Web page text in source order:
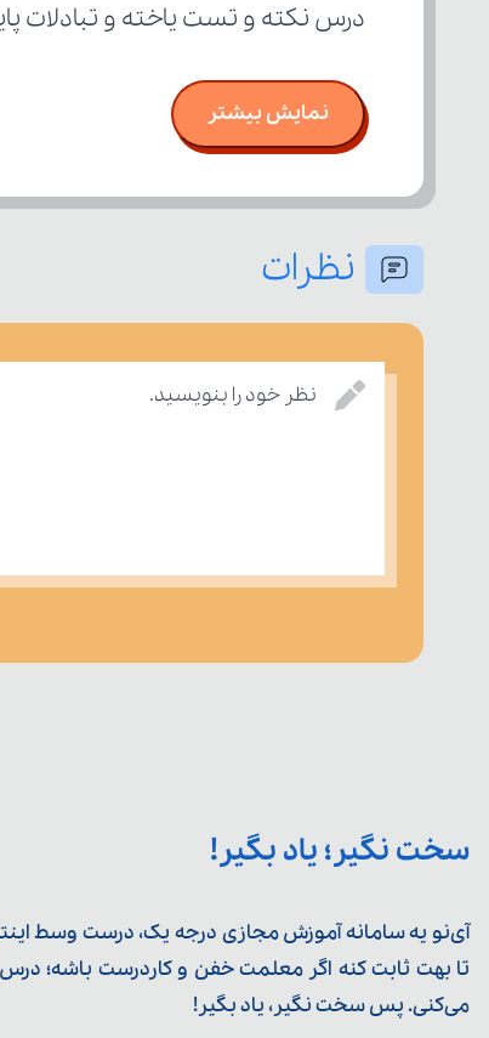
درس نکته و تست یاخته و تبادلات
نمایش بیشتر
نظرات
نظر خود را بنویسید.
سخت نگیر؛ یاد بگیر!
آی‌نو یه سامانه آموزش مجازی درجه یک، درست وسط
تا بهت ثابت کنه اگر معلمت خفن و کاردرست باشه؛
می‌کنی. پس سخت نگیر، یاد بگیر!